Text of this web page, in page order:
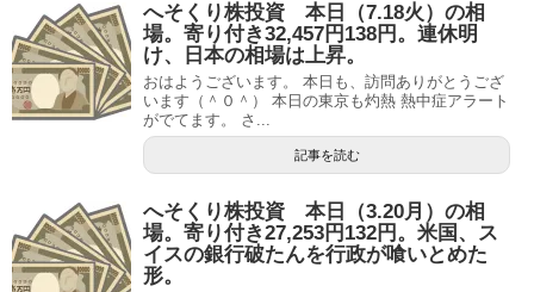
へそくり株投資 本日（7.18火）の相
場。寄り付き32,457円138円。連休明
け、日本の相場は上昇。
おはようございます。 本日も、訪問ありがとうござ
います（＾０＾） 本日の東京も灼熱 熱中症アラート
がでてます。 さ...
記事を読む
へそくり株投資 本日（3.20月）の相
場。寄り付き27,253円132円。米国、ス
イスの銀行破たんを行政が喰いとめた
形。